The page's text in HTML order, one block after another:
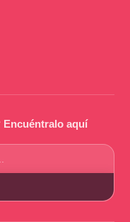
Encuéntralo aquí